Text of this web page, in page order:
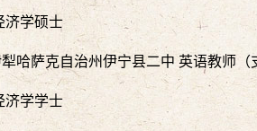
济学硕士
哈萨克自治州伊宁县二中 英语教师（
济学学士